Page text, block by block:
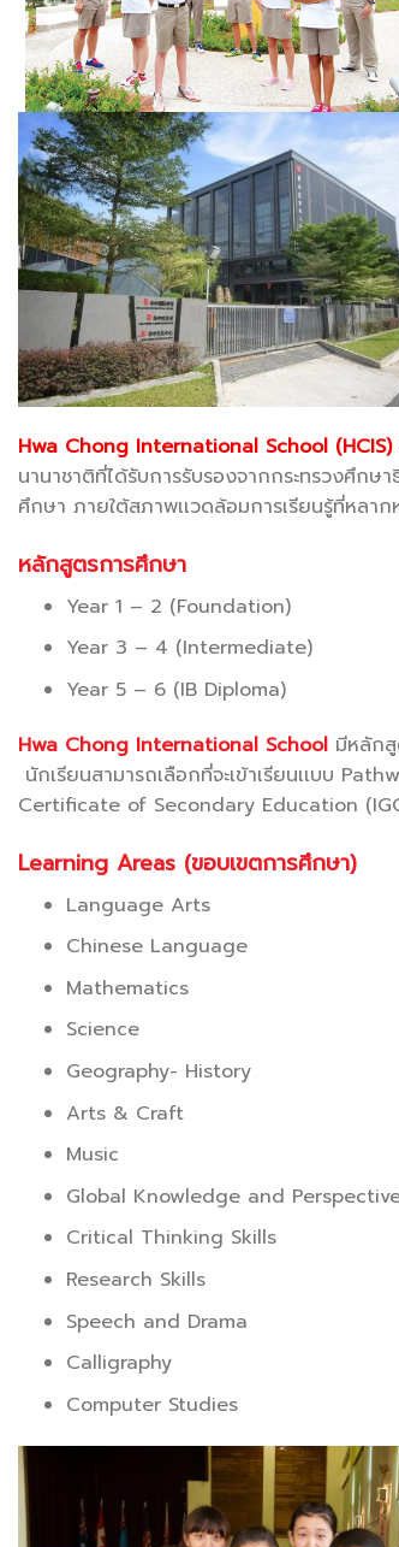
Hwa Chong International School (HCIS)
นานาชาติที่ได้รับการรับรองจากกระทรวงศึกษ
ศึกษา ภายใต้สภาพเเวดล้อมการเรียนรู้ที่หลาก
หลักสูตรการศึกษา
Year 1 – 2 (Foundation)
Year 3 – 4 (Intermediate)
Year 5 – 6 (IB Diploma)
Hwa Chong International School มีหลัก
นักเรียนสามารถเลือกที่จะเข้าเรียนเเบบ
Certificate of Secondary Education
Learning Areas (ขอบเขตการศึกษา)
Language Arts
Chinese Language
Mathematics
Science
Geography- History
Arts & Craft
Music
Global Knowledge and
Critical Thinking Skills
Research Skills
Speech and Drama
Calligraphy
Computer Studies